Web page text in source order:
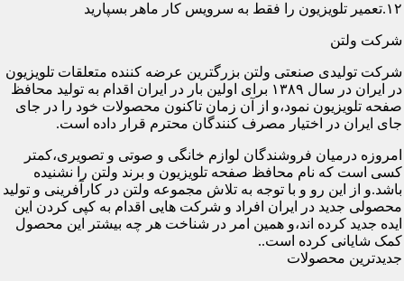
۱۲.تعمیر تلویزیون را فقط به سرویس کار ماهر بسپارید
شرکت ولتن
شرکت تولیدی صنعتی ولتن بزرگترین عرضه کننده متعلقات تلویزیون
در ایران در سال ۱۳۸۹ برای اولین بار در ایران اقدام به تولید محافظ
صفحه تلویزیون نمود،و از آن زمان تاکنون محصولات خود را در جای
جای ایران در اختیار مصرف کنندگان محترم قرار داده است.
امروزه درمیان فروشندگان لوازم خانگی و صوتی و تصویری،کمتر
کسی است که نام محافظ صفحه تلویزیون و برند ولتن را نشنیده
باشد.و از این رو و با توجه به تلاش مجموعه ولتن در کارآفرینی و تولید
محصولی جدید در ایران افراد و شرکت هایی اقدام به کپی کردن این
ایده جدید کرده اند،و همین امر در شناخت هر چه بیشتر این محصول
کمک شایانی کرده است..
جدیدترین محصولات